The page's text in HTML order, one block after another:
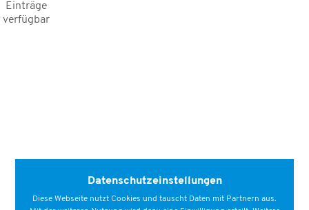
Einträge
verfügbar
Datenschutzeinstellungen
Diese Webseite nutzt Cookies und tauscht Daten mit Partnern aus.